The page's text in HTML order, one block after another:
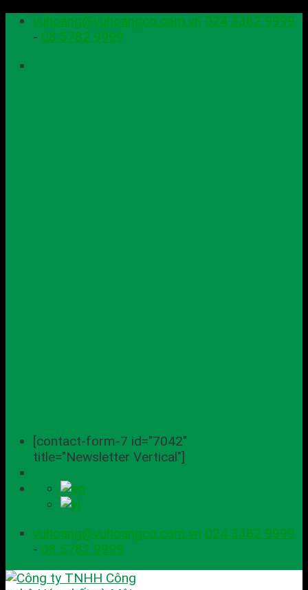
Skip vuhoang@vuhoangco.com.vn 024 3382 9999
- 08 5782 9999
[contact-form-7 id="7042"
title="Newsletter Vertical"]
vuhoang@vuhoangco.com.vn 024 3382 9999
- 08 5782 9999